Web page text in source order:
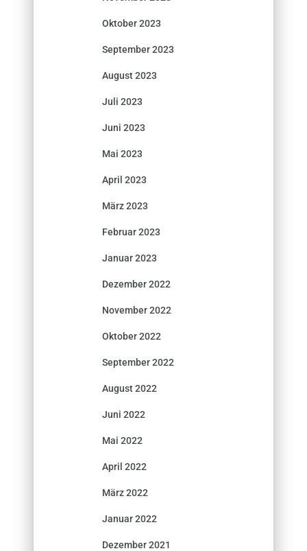
Oktober 2023
September 2023
August 2023
Juli 2023
Juni 2023
Mai 2023
April 2023
März 2023
Februar 2023
Januar 2023
Dezember 2022
November 2022
Oktober 2022
September 2022
August 2022
Juni 2022
Mai 2022
April 2022
März 2022
Januar 2022
Dezember 2021